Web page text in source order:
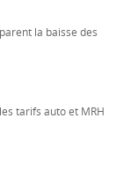
la baisse des
tarifs auto et MRH